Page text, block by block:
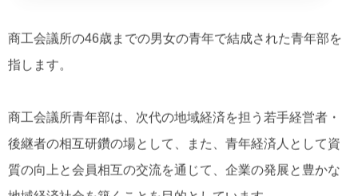
商工会議所の46歳までの男女の青年で結成された青年部を
指します。
商工会議所青年部は、次代の地域経済を担う若手経営者・
後継者の相互研鑽の場として、また、青年経済人として資
質の向上と会員相互の交流を通じて、企業の発展と豊かな